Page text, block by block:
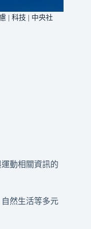
| 科技 | 中央社
動相關資訊的
然生活等多元